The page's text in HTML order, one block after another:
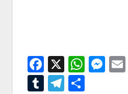
Facebook
X
TumblrTelegram